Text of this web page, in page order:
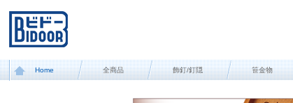
Home 全商品 飾釘/釘隠 笹金物